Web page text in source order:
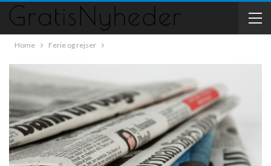
Home Ferie og rejser